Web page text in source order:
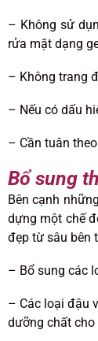
– Không sử
rửa mặt dạng
– Không trang
– Nếu có dấu
– Cần tuân
Bổ sung
Bên cạnh
dựng một chế
đẹp từ sâu bên
– Bổ sung các
– Các loại đậu
dưỡng chất cho